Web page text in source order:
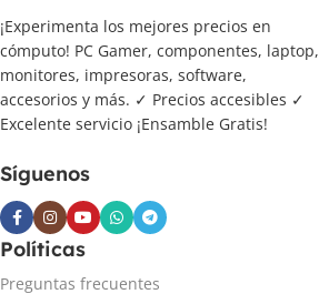
¡Experimenta los mejores precios en
cómputo! PC Gamer, componentes, laptop,
monitores, impresoras, software,
accesorios y más. ✓ Precios accesibles ✓
Excelente servicio ¡Ensamble Gratis!
Síguenos
Políticas
Preguntas frecuentes